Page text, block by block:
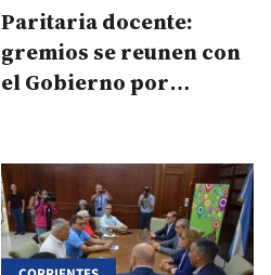
Paritaria docente:
gremios se reunen con
el Gobierno por